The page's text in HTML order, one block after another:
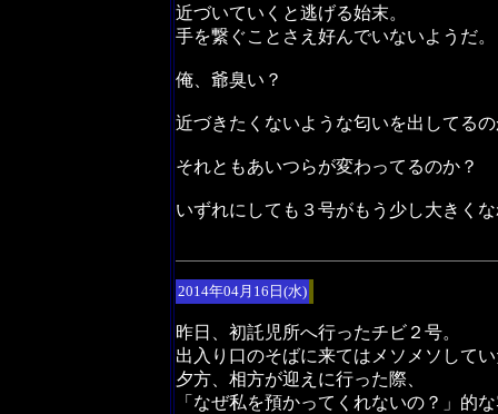
近づいていくと逃げる始末。
手を繋ぐことさえ好んでいないようだ。
俺、爺臭い？
近づきたくないような匂いを出してる
それともあいつらが変わってるのか？
いずれにしても３号がもう少し大きく
2014年04月16日(水)
昨日、初託児所へ行ったチビ２号。
出入り口のそばに来てはメソメソして
夕方、相方が迎えに行った際、
「なぜ私を預かってくれないの？」的